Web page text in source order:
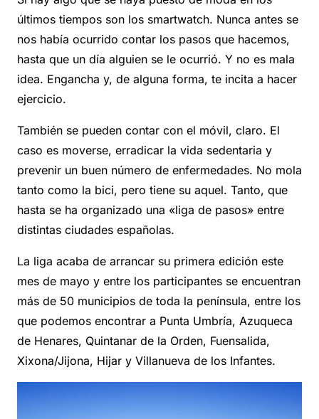
últimos tiempos son los smartwatch. Nunca antes se
nos había ocurrido contar los pasos que hacemos,
hasta que un día alguien se le ocurrió. Y no es mala
idea. Engancha y, de alguna forma, te incita a hacer
ejercicio.
También se pueden contar con el móvil, claro. El
caso es moverse, erradicar la vida sedentaria y
prevenir un buen número de enfermedades. No mola
tanto como la bici, pero tiene su aquel. Tanto, que
hasta se ha organizado una «liga de pasos» entre
distintas ciudades españolas.
La liga acaba de arrancar su primera edición este
mes de mayo y entre los participantes se encuentran
más de 50 municipios de toda la península, entre los
que podemos encontrar a Punta Umbría, Azuqueca
de Henares, Quintanar de la Orden, Fuensalida,
Xixona/Jijona, Hijar y Villanueva de los Infantes.